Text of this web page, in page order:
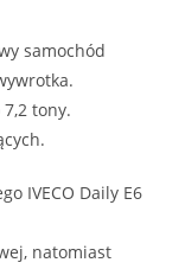
samochód
tony.
IVECO Daily E6
natomiast